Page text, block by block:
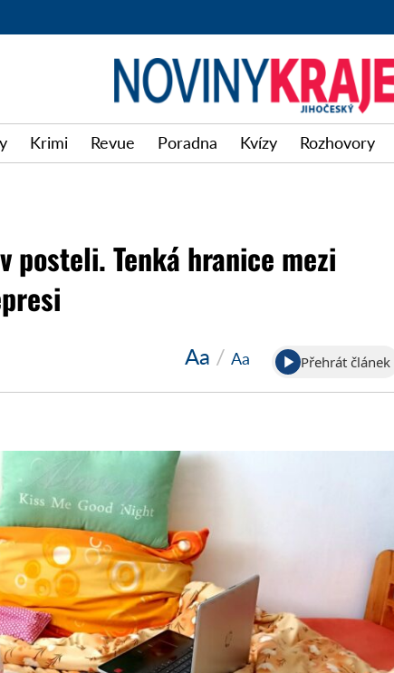
Krimi Revue Poradna Kvízy Rozhovory
posteli. Tenká hranice mezi
Aa / Aa Přehrát článek